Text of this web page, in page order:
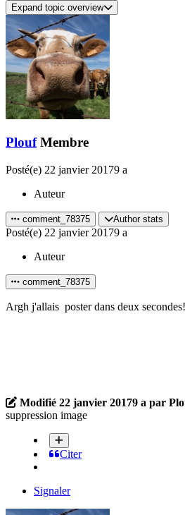
Expand topic overview
Plouf Membre
Posté(e) 22 janvier 20179 a
Auteur
comment_78375 Author stats
Posté(e) 22 janvier 20179 a
Auteur
comment_78375
Argh j'allais poster dans deux secondes!
Modifié 22 janvier 20179 a par
suppression image
Citer
Signaler